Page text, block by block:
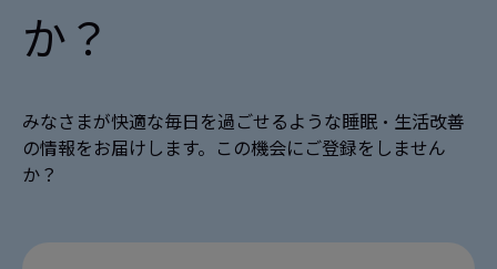
か？
みなさまが快適な毎日を過ごせるような睡眠・生活改善
の情報をお届けします。この機会にご登録をしません
か？